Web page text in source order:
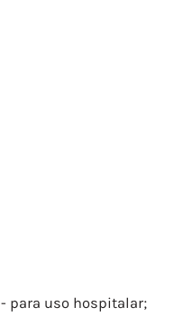
- para uso hospitalar;